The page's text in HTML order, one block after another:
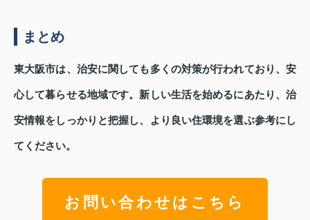
まとめ
東大阪市は、治安に関しても多くの対策が行われており、安
心して暮らせる地域です。新しい生活を始めるにあたり、治
安情報をしっかりと把握し、より良い住環境を選ぶ参考にし
てください。
お問い合わせはこちら